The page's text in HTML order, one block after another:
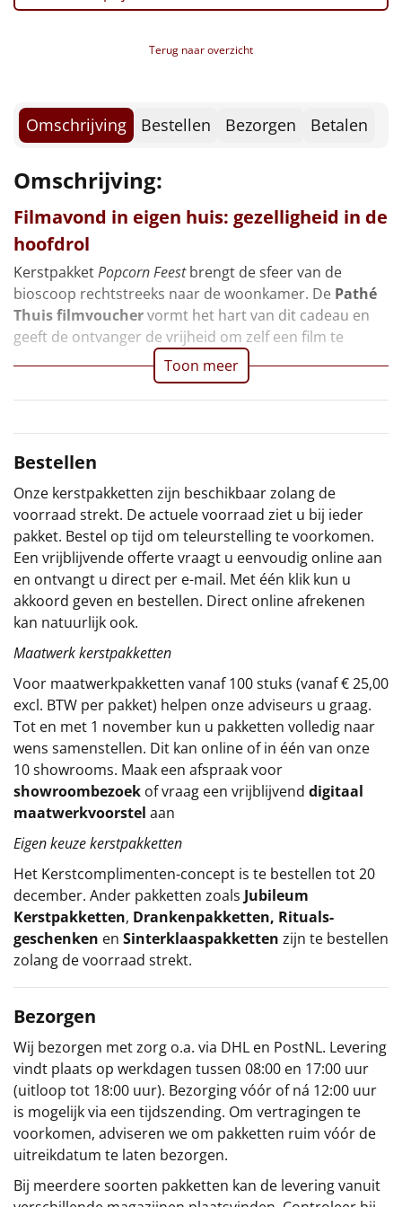
Borrelplank
NIEUW
Noodradio NIEUW
Deken (fleece plaid)
Alle artikelen
Overige
Ideeën
Personeel
Sinterklaaspakketten
Particulier
Kerstgeschenken 2026
Relatiegeschenken
Cadeaubon
Per stuk
Alle overige
Thee, Lipton, Rooibos, 1,7 gr
Boterwafels, 3 x 10 gr
Tony's Chocolonely, Melk, 9 gr
Knackebrod, 15 gr
Honing, 8 gr
Kerstmagazine 2025
Verpakt in een feestelijke kerstdoos
Terug naar overzicht
Omschrijving Bestellen Bezorgen Betalen
Omschrijving:
Filmavond in eigen huis: gezelligheid in de
hoofdrol
KerstpakketPopcorn Feestbrengt de sfeer van de
bioscoop rechtstreeks naar de woonkamer. De Pathé
Thuis filmvouchervormt het hart van dit cadeau en
geeft de ontvanger de vrijheid om zelf een film te
Toon meer
Bestellen
Onze kerstpakketten zijn beschikbaar zolang de
voorraad strekt. De actuele voorraad ziet u bij ieder
pakket. Bestel op tijd om teleurstelling te voorkomen.
Een vrijblijvende offerte vraagt u eenvoudig online aan
en ontvangt u direct per e-mail. Met één klik kun u
akkoord geven en bestellen. Direct online afrekenen
kan natuurlijk ook.
Maatwerk kerstpakketten
Voor maatwerkpakketten vanaf 100 stuks (vanaf € 25,00
excl. BTW per pakket) helpen onze adviseurs u graag.
Tot en met 1 november kun u pakketten volledig naar
wens samenstellen. Dit kan online of in één van onze
10 showrooms. Maak een afspraak voor
showroombezoek of vraag een vrijblijvend digitaal
maatwerkvoorstel aan
Eigen keuze kerstpakketten
Het Kerstcomplimenten-concept is te bestellen tot 20
december. Ander pakketten zoals Jubileum
Kerstpakketten, Drankenpakketten, Rituals-
geschenken en Sinterklaaspakketten zijn te bestellen
zolang de voorraad strekt.
Bezorgen
Wij bezorgen met zorg o.a. via DHL en PostNL. Levering
vindt plaats op werkdagen tussen 08:00 en 17:00 uur
(uitloop tot 18:00 uur). Bezorging vóór of ná 12:00 uur
is mogelijk via een tijdszending. Om vertragingen te
voorkomen, adviseren we om pakketten ruim vóór de
uitreikdatum te laten bezorgen.
Bij meerdere soorten pakketten kan de levering vanuit